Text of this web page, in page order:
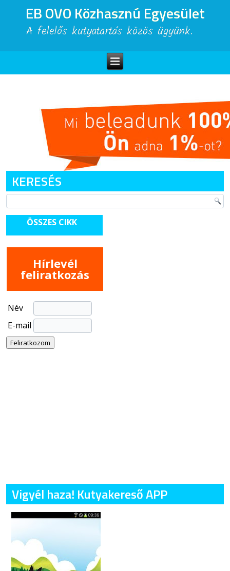
EB OVO Közhasznú Egyesület
A felelős kutyatartás közös ügyünk.
KERESÉS
ÖSSZES CIKK
Hírlevél
feliratkozás
Név
E-mail
Vigyél haza! Kutyakereső APP